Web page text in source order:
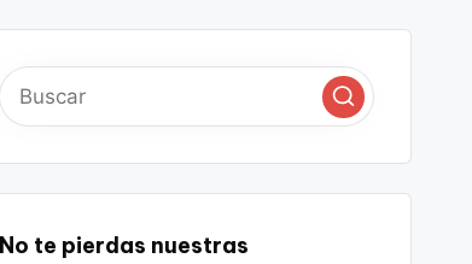
No te pierdas nuestras